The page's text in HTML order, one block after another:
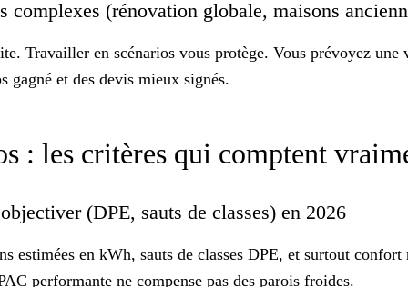
complexes (rénovation globale, maisons
Travailler en scénarios vous protège. Vous prévoyez
gagné et des devis mieux signés.
: les critères qui comptent
(DPE, sauts de classes) en 2026
estimées en kWh, sauts de classes DPE, et surtout
performante ne compense pas des parois froides.